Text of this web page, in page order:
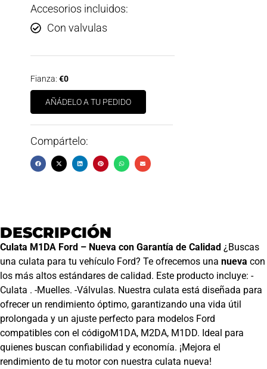
Accesorios incluidos:
Con valvulas
Fianza: €0
AÑÁDELO A TU PEDIDO
Compártelo:
DESCRIPCIÓN
Culata M1DA Ford – Nueva con Garantía de Calidad ¿Buscas
una culata para tu vehículo Ford? Te ofrecemos una nueva con
los más altos estándares de calidad. Este producto incluye: -
Culata . -Muelles. -Válvulas. Nuestra culata está diseñada para
ofrecer un rendimiento óptimo, garantizando una vida útil
prolongada y un ajuste perfecto para modelos Ford
compatibles con el códigoM1DA, M2DA, M1DD. Ideal para
quienes buscan confiabilidad y economía. ¡Mejora el
rendimiento de tu motor con nuestra culata nueva!